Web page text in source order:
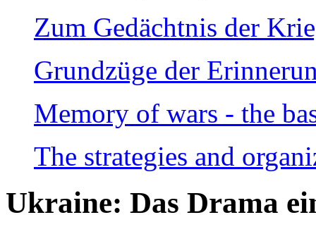
Zum Gedächtnis der
Grundzüge der
Memory of wars - the
The strategies and
Ukraine: Das Drama